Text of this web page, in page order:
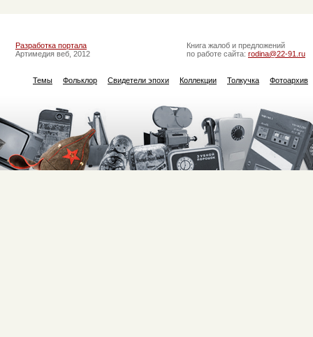
Разработка портала
Артимедия веб, 2012
Книга жалоб и предложений
по работе сайта: rodina@22-91.ru
Темы Фольклор Свидетели эпохи Коллекции Толкучка Фотоархив